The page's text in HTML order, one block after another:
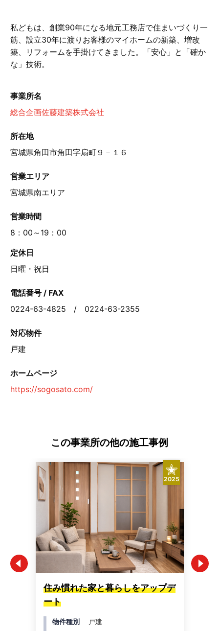
私どもは、創業90年になる地元工務店で住まいづくり一
筋、設立30年に渡りお客様のマイホームの新築、増改
築、リフォームを手掛けてきました。「安心」と「確か
な」技術。
事業所名
総合企画佐藤建築株式会社
所在地
宮城県角田市角田字扇町９－１６
営業エリア
宮城県南エリア
営業時間
8：00～19：00
定休日
日曜・祝日
電話番号 / FAX
0224-63-4825 / 0224-63-2355
対応物件
戸建
ホームページ
https://sogosato.com/
この事業所の他の施工事例
2025
住み慣れた家と暮らしをアップデ
ート
物件種別
戸建